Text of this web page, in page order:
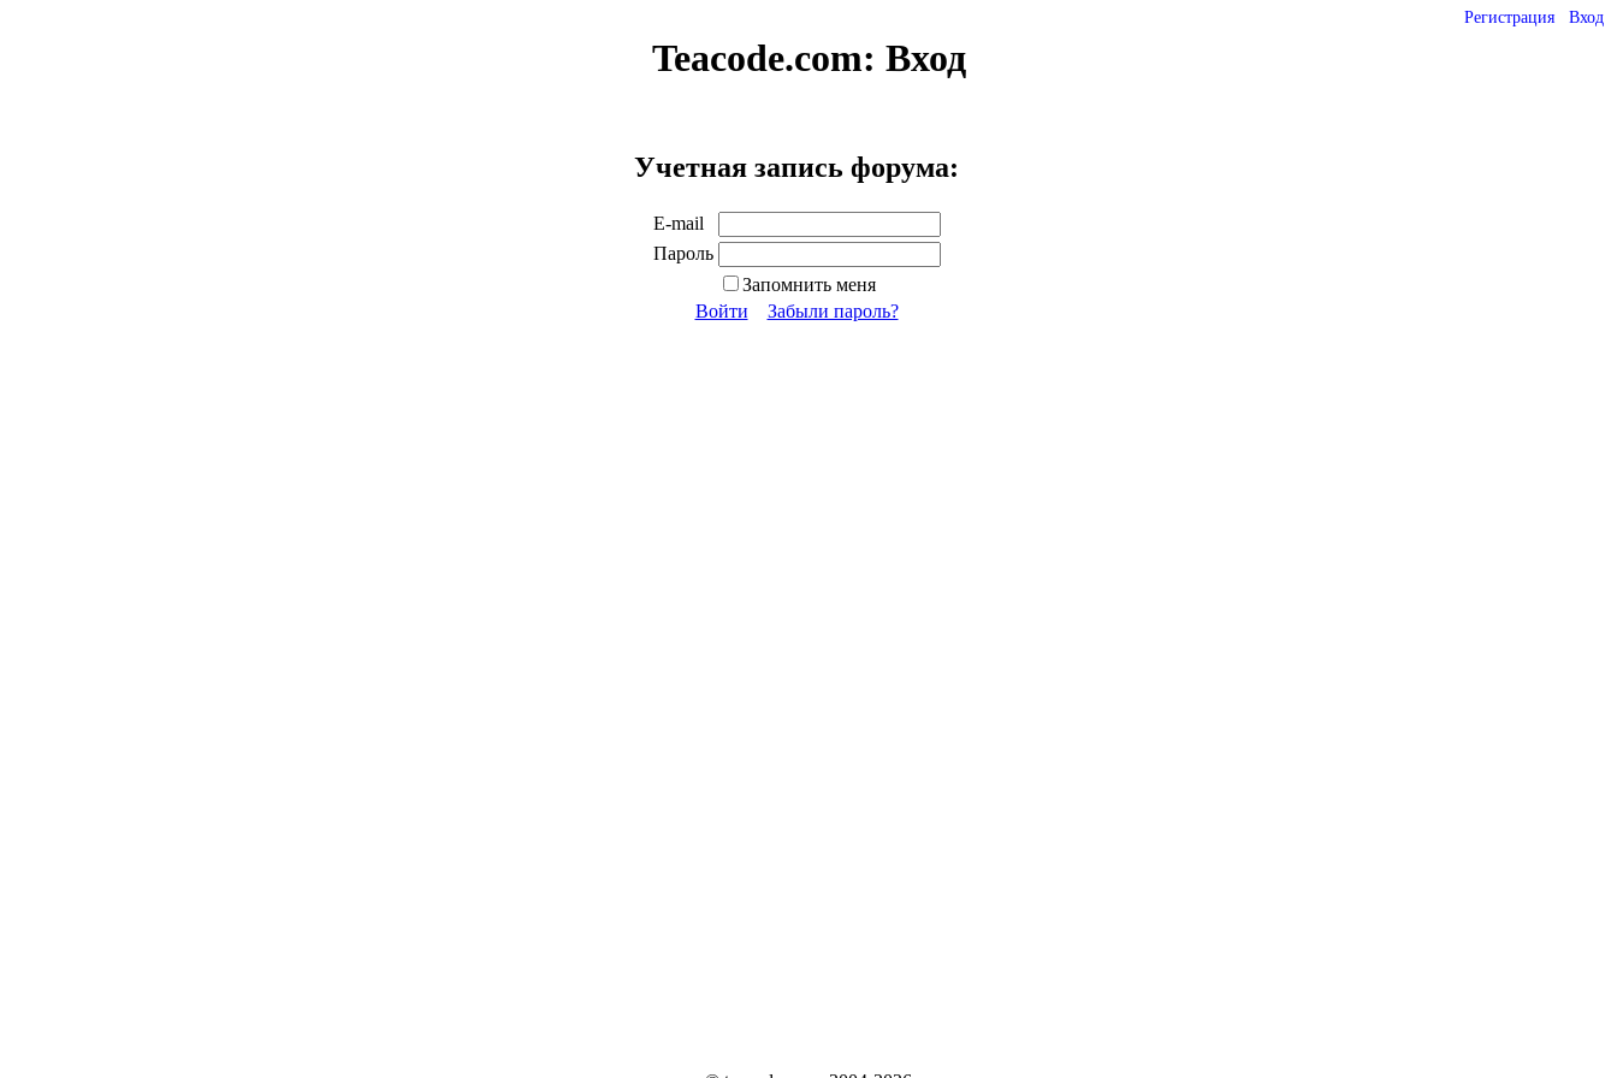
Регистрация Вход
Teacode.com: Вход
Учетная запись форума:
E-mail
Пароль
Запомнить меня
Войти
Забыли пароль?